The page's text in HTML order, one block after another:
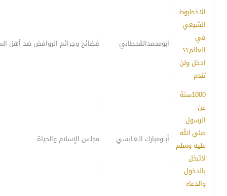
الاخطبوط
الشيعي
في
العالم؟؟
ادخل ولن
تندم
ابومحمدالقحطاني فضائح وجرائم الروافض ضد أهل
1000سنة
عن
الرسول
صلى الله
عليه وسلم
لاتبخل
بالدخول
والدعاء
أبــومبارك الـعـابسي مجلس الإسلام والحياة